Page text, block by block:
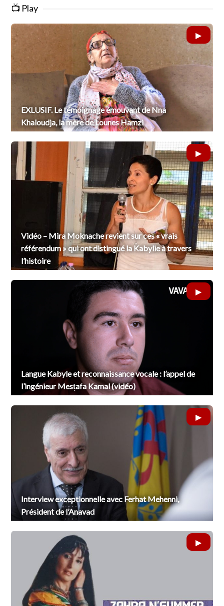
📺 Play
EXLUSIF. Le témoignage émouvant de Nna
Khaloudja, la mère de Lounes Hamzi
Vidéo – Mira Moknache revient sur ces « vrais
référendum » qui ont distingué la Kabylie à travers
l’histoire
Langue Kabyle et reconnaissance vocale : l’appel de
l’ingénieur Mesṭafa Kamal (vidéo)
Interview exceptionnelle avec Ferhat Mehenni,
Président de l’Anavad